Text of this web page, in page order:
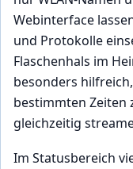
Webinterface
und Protokolle
Flaschenhals im
besonders
bestimmten Zeiten
gleichzeitig
Im Statusbereich